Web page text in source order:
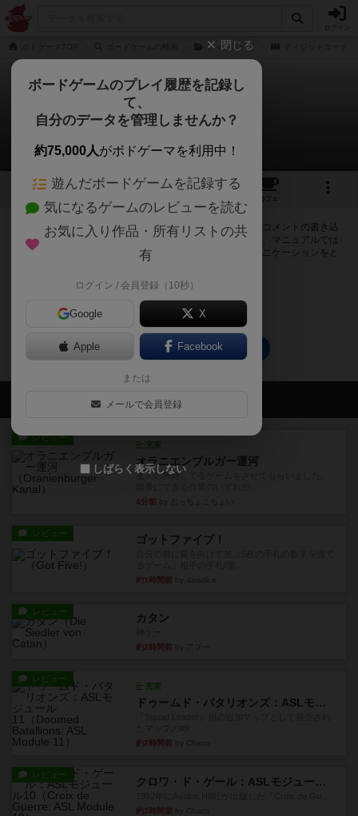
ディグコード
ディジットコード
0件の掲示板
1 4
カフェ
ログインするとディジットコードに関する掲示板の作成やコメントの書き込
みが出来るようになります。ルールの疑問やエラッタ情報、マニュアルでは
判断し辛い曖昧な表記等について会員同士で自由にコミュニケーションをと
ログイン/無料会員登録
ディジットコードのトップに戻る
会員の新しい投稿
レビュー
充実
オラニエンブルガー運河
友人の所持してるゲームをさせてもらいました。
4分前
レビュー ゴットファイブ！
約1時間前
レビュー カタン
約2時間前
レビュー
充実
ドゥームド・バタリオンズ：ASLモジュール11
約2時間前
レビュー
クロワ・ド・ゲール：ASLモジュール10
約3時間前
閉じる
ボードゲームのプレイ履歴を記録し
て、
自分のデータを管理しませんか？
約75,000人がボドゲーマを利用中！
遊んだボードゲームを記録する
気になるゲームのレビューを読む
お気に入り作品・所有リストの共
有
ログイン / 会員登録（10秒）
Google X
Apple Facebook
または
メールで会員登録
しばらく表示しない